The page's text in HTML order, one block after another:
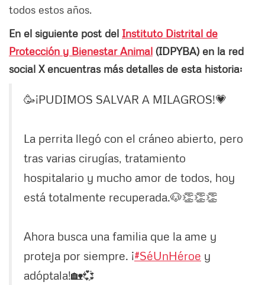
todos estos años.
En el siguiente post del Instituto Distrital de
Protección y Bienestar Animal (IDPYBA) en la red
social X encuentras más detalles de esta historia:
🥳¡PUDIMOS SALVAR A MILAGROS!💗
La perrita llegó con el cráneo abierto, pero
tras varias cirugías, tratamiento
hospitalario y mucho amor de todos, hoy
está totalmente recuperada.🐶👏👏👏
Ahora busca una familia que la ame y
proteja por siempre. ¡#SéUnHéroe y
adóptala!🏡💞